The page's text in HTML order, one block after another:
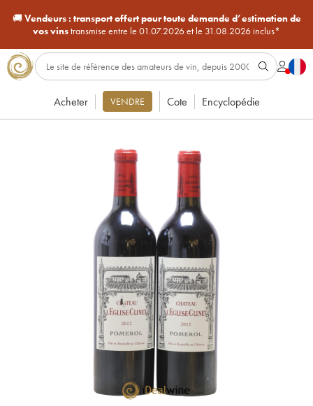
🚚Vendeurs : transport offert pour toute demande d’estimation de
vos vinstransmise entre le 01.07.2026 et le 31.08.2026 inclus*
Acheter VENDRE Cote Encyclopédie